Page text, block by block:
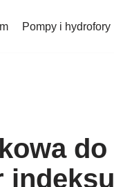
Pompy i hydrofory
do
indeksu